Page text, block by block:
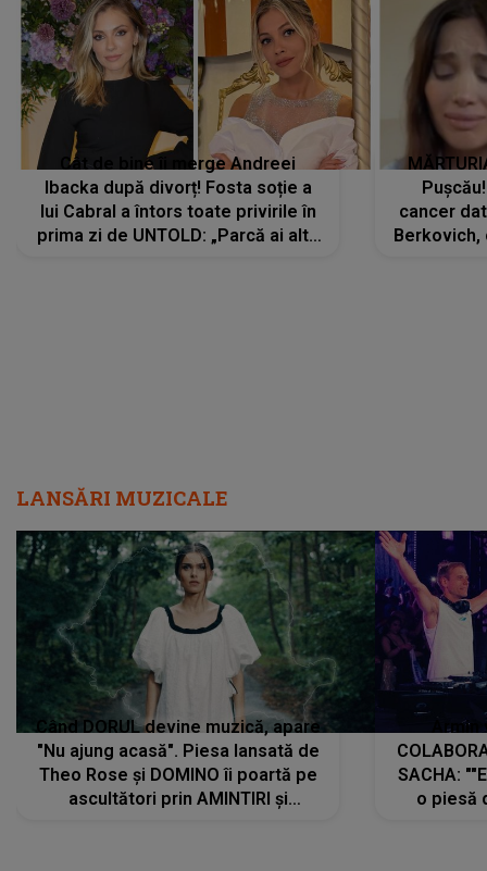
Cât de bine îi merge Andreei
Ibacka după divorț! Fosta soție a
lui Cabral a întors toate privirile în
prima zi de UNTOLD: „Parcă ai altă
cancer
LANSĂRI MUZICALE
Când DORUL devine muzică, apare
"Nu ajung acasă". Piesa lansată de
Theo Rose și DOMINO îi poartă pe
ascultători prin AMINTIRI și
SACHA:
o piesă